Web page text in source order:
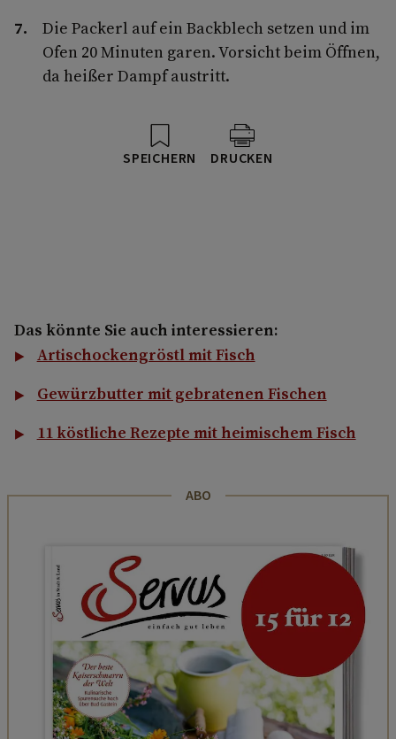
Die Packerl auf ein Backblech setzen und im
Ofen 20 Minuten garen. Vorsicht beim Öffnen,
da heißer Dampf austritt.
SPEICHERN DRUCKEN
Das könnte Sie auch interessieren:
Artischockengröstl mit Fisch
Gewürzbutter mit gebratenen Fischen
11 köstliche Rezepte mit heimischem Fisch
ABO